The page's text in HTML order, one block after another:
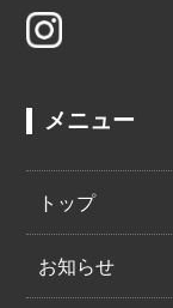
メニュー
トップ
お知らせ